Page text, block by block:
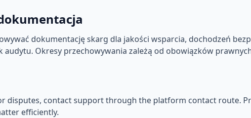
dokumentację skarg dla jakości wsparcia, dochodzeń
audytu. Okresy przechowywania zależą od obowiązków
disputes, contact support through the platform contact route.
efficiently.